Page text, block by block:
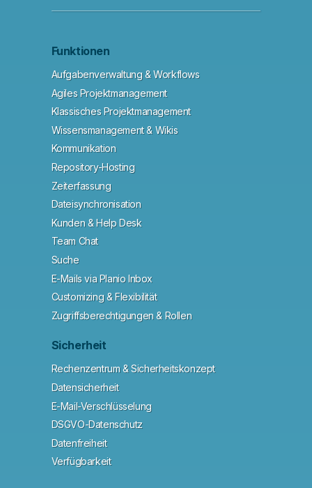
Funktionen
Aufgabenverwaltung & Workflows
Agiles Projektmanagement
Klassisches Projektmanagement
Wissensmanagement & Wikis
Kommunikation
Repository-Hosting
Zeiterfassung
Dateisynchronisation
Kunden & Help Desk
Team Chat
Suche
E-Mails via Planio Inbox
Customizing & Flexibilität
Zugriffsberechtigungen & Rollen
Sicherheit
Rechenzentrum & Sicherheitskonzept
Datensicherheit
E-Mail-Verschlüsselung
DSGVO-Datenschutz
Datenfreiheit
Verfügbarkeit